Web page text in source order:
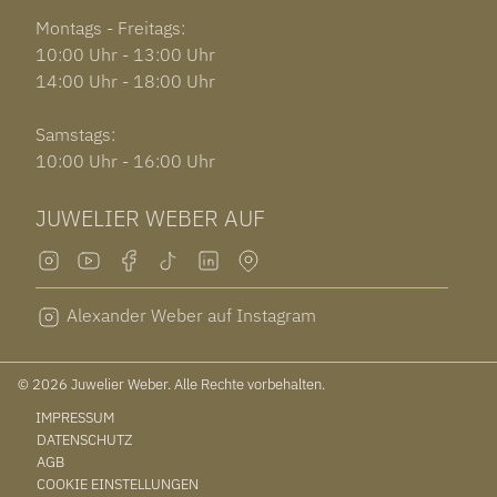
Montags - Freitags:
10:00 Uhr - 13:00 Uhr
14:00 Uhr - 18:00 Uhr
Samstags:
10:00 Uhr - 16:00 Uhr
JUWELIER WEBER AUF
Alexander Weber auf Instagram
© 2026 Juwelier Weber. Alle Rechte vorbehalten.
IMPRESSUM
DATENSCHUTZ
AGB
COOKIE EINSTELLUNGEN